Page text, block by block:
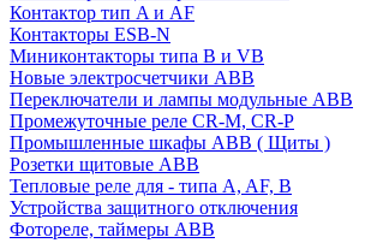
Контактор тип A и AF
Контакторы ESB-N
Миниконтакторы типа B и VB
Новые электросчетчики ABB
Переключатели и лампы модульные ABB
Промежуточные реле CR-M, CR-P
Промышленные шкафы ABB ( Щиты )
Розетки щитовые ABB
Тепловые реле для - типа A, AF, B
Устройства защитного отключения
Фотореле, таймеры ABB